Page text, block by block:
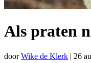
Als praten
doorWike de Klerk | 26